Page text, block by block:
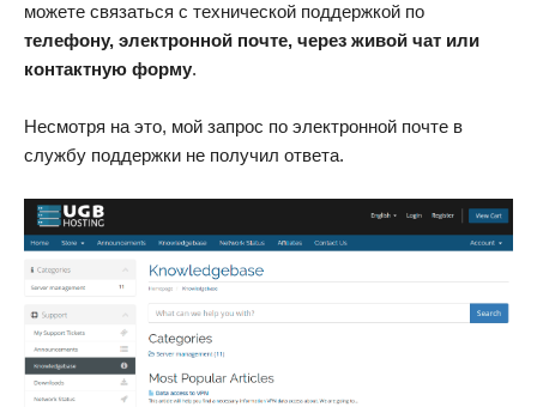
можете связаться с технической поддержкой по
телефону, электронной почте, через живой чат или
контактную форму.
Несмотря на это, мой запрос по электронной почте в
службу поддержки не получил ответа.